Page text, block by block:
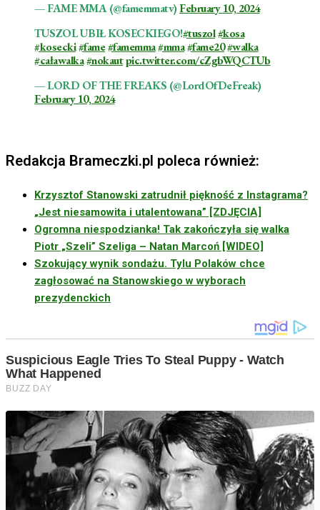
— FAME MMA (@famemmatv)February 10, 2024
TUSZOL UBIŁ KOSECKIEGO!#tuszol#kosa
#kosecki#fame#famemma#mma#fame20#walka
#caławalka#nokautpic.twitter.com/cZgbWQCTUb
— LORD OF THE FREAKS (@LordOfDeFreak)
February 10, 2024
Redakcja Brameczki.pl poleca również:
Krzysztof Stanowski zatrudnił piękność z Instagrama?
„Jest niesamowita i utalentowana” [ZDJĘCIA]
Ogromna niespodzianka! Tak zakończyła się walka
Piotr „Szeli” Szeliga – Natan Marcoń [WIDEO]
Szokujący wynik sondażu. Tylu Polaków chce
zagłosować na Stanowskiego w wyborach
prezydenckich